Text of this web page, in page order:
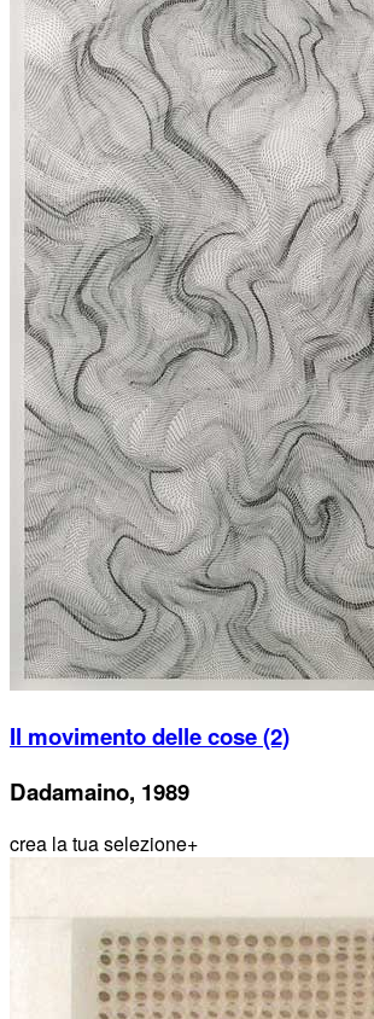
Il movimento delle cose (2)
Dadamaino, 1989
crea la tua selezione+